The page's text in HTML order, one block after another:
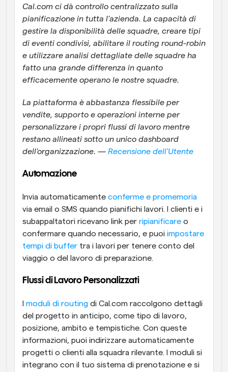
Cal.com ci dà controllo centralizzato sulla
pianificazione in tutta l'azienda. La capacità di
gestire la disponibilità delle squadre, creare tipi
di eventi condivisi, abilitare il routing round-robin
e utilizzare analisi dettagliate delle squadre ha
fatto una grande differenza in quanto
efficacemente operano le nostre squadre.
La piattaforma è abbastanza flessibile per
vendite, supporto e operazioni interne per
personalizzare i propri flussi di lavoro mentre
restano allineati sotto un unico dashboard
dell'organizzazione. — Recensione dell'Utente
Automazione
Invia automaticamente conferme e promemoria
via email o SMS quando pianifichi lavori. I clienti e i
subappaltatori ricevano link per ripianificare o
confermare quando necessario, e puoi impostare
tempi di buffer tra i lavori per tenere conto del
viaggio o del lavoro di preparazione.
Flussi di Lavoro Personalizzati
moduli di routing di Cal.com raccolgono dettagli
del progetto in anticipo, come tipo di lavoro,
posizione, ambito e tempistiche. Con queste
informazioni, puoi indirizzare automaticamente
progetti o clienti alla squadra rilevante. I moduli si
integrano con il tuo sistema di prenotazione e si